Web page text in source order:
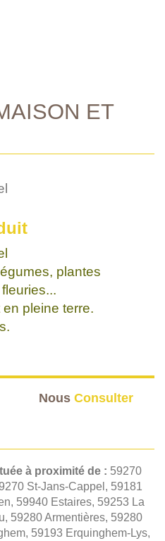
ET
plantes
pleine terre.
Nous Consulter
à proximité de : 59270
St-Jans-Cappel, 59181
59940 Estaires, 59253 La
59280 Armentières, 59280
59193 Erquinghem-Lys,